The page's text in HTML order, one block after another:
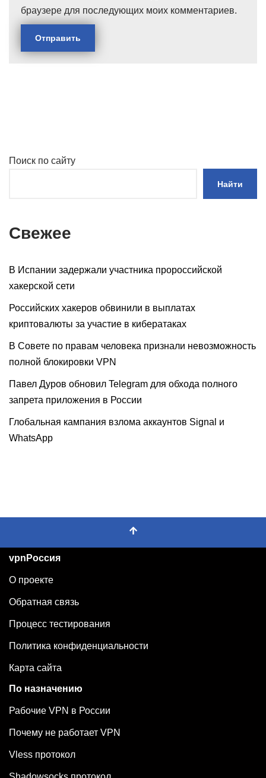
браузере для последующих моих комментариев.
Поиск по сайту
Найти
Свежее
В Испании задержали участника пророссийской
хакерской сети
Российских хакеров обвинили в выплатах
криптовалюты за участие в кибератаках
В Совете по правам человека признали невозможность
полной блокировки VPN
Павел Дуров обновил Telegram для обхода полного
запрета приложения в России
Глобальная кампания взлома аккаунтов Signal и
WhatsApp
vpnРоссия
О проекте
Обратная связь
Процесс тестирования
Политика конфиденциальности
Карта сайта
По назначению
Рабочие VPN в России
Почему не работает VPN
Vless протокол